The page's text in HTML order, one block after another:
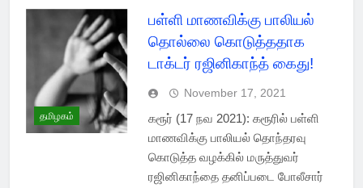
தமிழகம்
பள்ளி மாணவிக்கு பாலியல்
தொல்லை கொடுத்ததாக
டாக்டர் ரஜினிகாந்த் கைது!
November 17, 2021
கரூர் (17 நவ 2021): கரூரில் பள்ளி
மாணவிக்கு பாலியல் தொந்தரவு
கொடுத்த வழக்கில் மருத்துவர்
ரஜினிகாந்தை தனிப்படை போலீசார்